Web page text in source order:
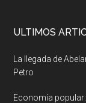
ULTIMOS
La llegada de
Petro
Economía